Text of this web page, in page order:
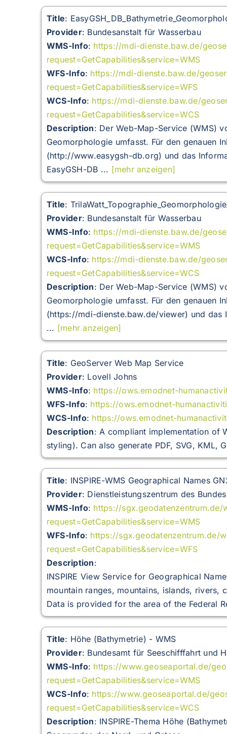
Title:
Provider: Bundesanstalt für Wasserbau
WMS-Info: https://mdi-dienste.baw.de/
request=GetCapabilities&service=WMS
WFS-Info: https://mdi-dienste.baw.de/
request=GetCapabilities&service=WFS
WCS-Info: https://mdi-dienste.baw.de/
request=GetCapabilities&service=WCS
Description: Der Web-Map-Service (WMS)
Geomorphologie umfasst. Für den genauen
(http://www.easygsh-db.org) und das
EasyGSH-DB ... [mehr anzeigen]
Title:
Provider: Bundesanstalt für Wasserbau
WMS-Info: https://mdi-dienste.baw.de/
request=GetCapabilities&service=WMS
WCS-Info: https://mdi-dienste.baw.de/
request=GetCapabilities&service=WCS
Description: Der Web-Map-Service (WMS)
Geomorphologie umfasst. Für den genauen
(https://mdi-dienste.baw.de/viewer) und
... [mehr anzeigen]
Title: GeoServer Web Map Service
Provider: Lovell Johns
WMS-Info: https://ows.emodnet-
WFS-Info: https://ows.emodnet-
WCS-Info: https://ows.emodnet-
Description: A compliant implementation of
styling). Can also generate PDF, SVG, KML,
Title: INSPIRE-WMS Geographical Names
Provider: Dienstleistungszentrum des
WMS-Info: https://sgx.geodatenzentrum.de/
request=GetCapabilities&service=WMS
WFS-Info: https://sgx.geodatenzentrum.de/
request=GetCapabilities&service=WFS
Description:
INSPIRE View Service for Geographical
mountain ranges, mountains, islands, rivers,
Data is provided for the area of the Federal
Title: Höhe (Bathymetrie) - WMS
Provider: Bundesamt für Seeschifffahrt und
WMS-Info: https://www.geoseaportal.de/
request=GetCapabilities&service=WMS
WCS-Info: https://www.geoseaportal.de/
request=GetCapabilities&service=WCS
Description: INSPIRE-Thema Höhe